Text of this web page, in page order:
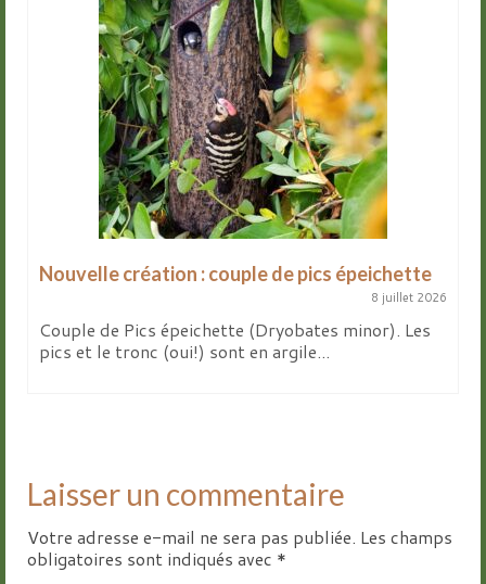
Nouvelle création : couple de pics épeichette
8 juillet 2026
Couple de Pics épeichette (Dryobates minor). Les
pics et le tronc (oui!) sont en argile...
Laisser un commentaire
Votre adresse e-mail ne sera pas publiée. Les champs
obligatoires sont indiqués avec *